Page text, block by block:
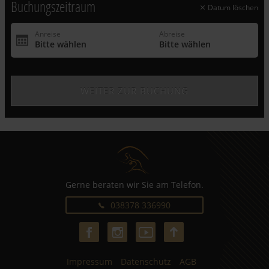
Buchungszeitraum Datum löschen
Gerne beraten wir Sie am Telefon.
038378 336990
Impressum Datenschutz AGB